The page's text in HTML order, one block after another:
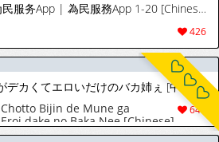
[EOLKKI & 平衡 &陵墓] 为民服务App | 為民服務App 1-20 [Chinese] [Ongoing]
426
[高津] ちょっと美人で胸がデカくてエロいだけのバカ姉ぇ [中国翻訳] [無修正]
649
Bijin de Mune ga
dake no Baka Nee [Chinese]
人汉化] [Decensored]